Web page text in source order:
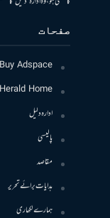
صفحات
Buy Adspace
Herald Home
ادارہ دلیل
پالیسی
مقاصد
ہدایات برائے تحریر
ہمارے لکھاری